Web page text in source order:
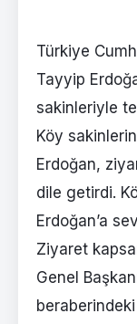
Türkiye
Tayyip
sakinleriyle
Köy
Erdoğan,
dile getirdi.
Erdoğan’a
Ziyaret
Genel